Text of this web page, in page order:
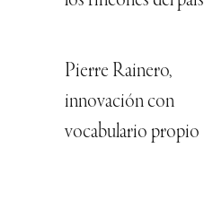
Pierre Rainero,
innovación con
vocabulario propio